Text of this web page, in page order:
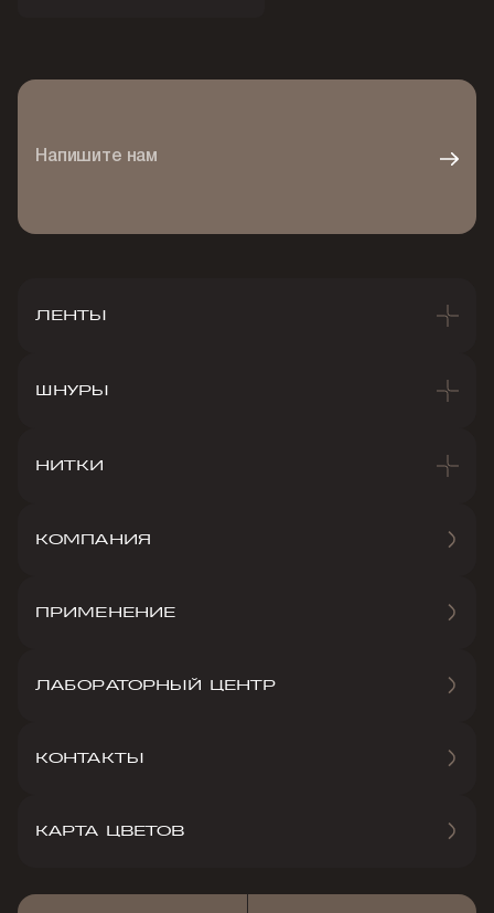
Напишите нам
КОМПАНИЯ
ПРИМЕНЕНИЕ
ЛАБОРАТОРНЫЙ ЦЕНТР
КОНТАКТЫ
КАРТА ЦВЕТОВ
ЛЕНТЫ
ШНУРЫ
НИТКИ